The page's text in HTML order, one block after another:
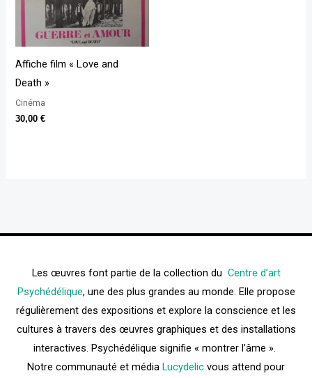
Affiche film « Love and
Death »
Cinéma
30,00€
Les œuvres font partie de la collection du Centre d’art
Psychédélique, une des plus grandes au monde. Elle propose
régulièrement des expositions et explore la conscience et les
cultures à travers des œuvres graphiques et des installations
interactives. Psychédélique signifie « montrer l’âme ».
Notre communauté et média Lucydelic vous attend pour